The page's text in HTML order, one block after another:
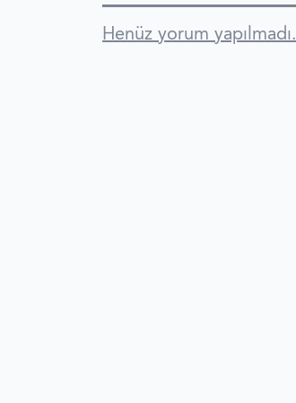
Henüz yorum yapılmadı.